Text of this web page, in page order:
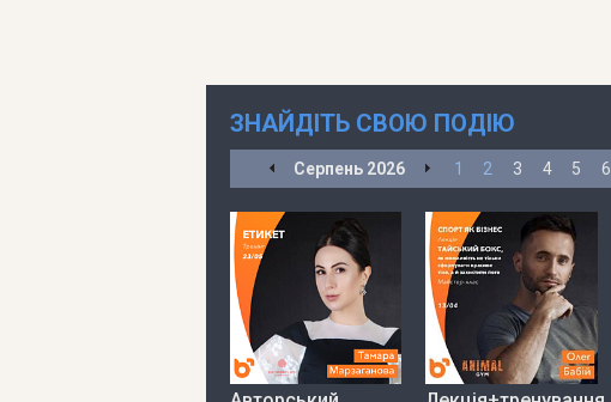
ЗНАЙДІТЬ СВОЮ ПОДІЮ
Серпень 2026 1 2 3 4 5 6